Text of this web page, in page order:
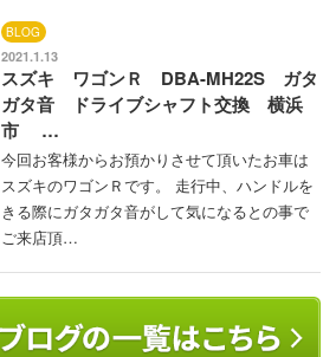
BLOG
2021.1.13
スズキ ワゴンＲ DBA-MH22S ガタ
ガタ音 ドライブシャフト交換 横浜
市 …
今回お客様からお預かりさせて頂いたお車は
スズキのワゴンＲです。 走行中、ハンドルを
きる際にガタガタ音がして気になるとの事で
ご来店頂…